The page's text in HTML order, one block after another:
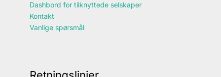
Dashbord for tilknyttede selskaper
Kontakt
Vanlige spørsmål